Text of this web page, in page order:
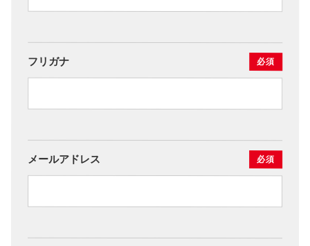
フリガナ 必須
メールアドレス 必須